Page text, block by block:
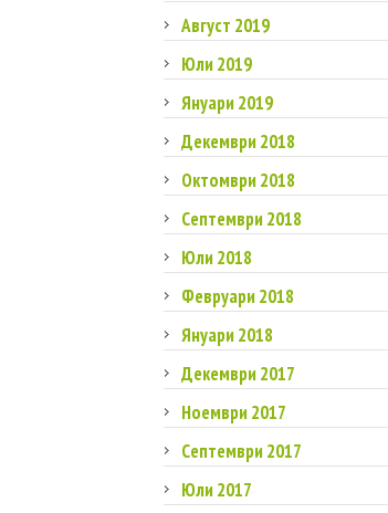
Август 2019
Юли 2019
Януари 2019
Декември 2018
Октомври 2018
Септември 2018
Юли 2018
Февруари 2018
Януари 2018
Декември 2017
Ноември 2017
Септември 2017
Юли 2017